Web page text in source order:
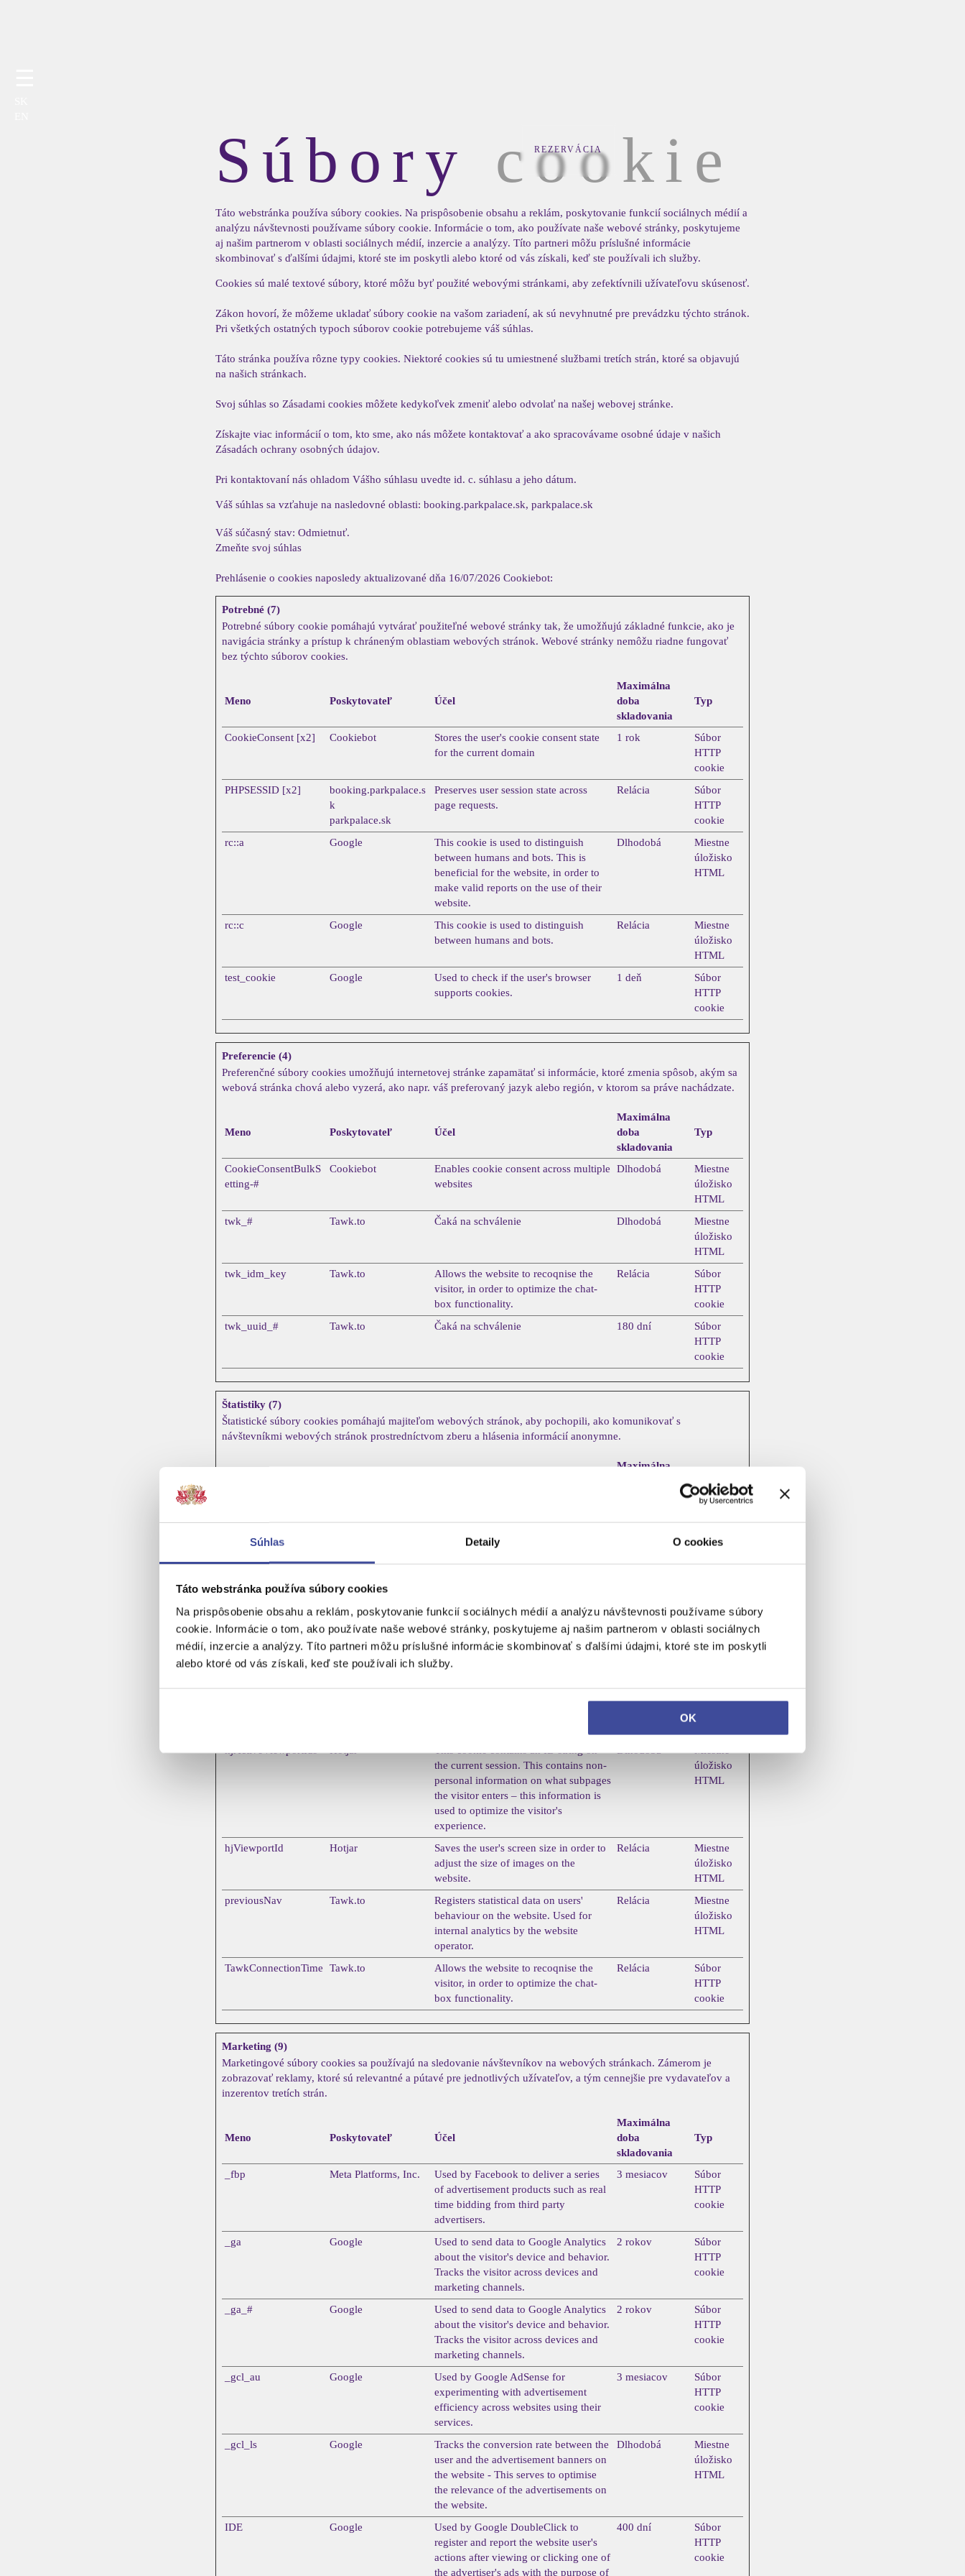
Súhlas Detaily O cookies
Táto webstránka používa súbory cookies
Na prispôsobenie obsahu a reklám, poskytovanie funkcií sociálnych médií a analýzu návštevnosti používame súbory
cookie. Informácie o tom, ako používate naše webové stránky, poskytujeme aj našim partnerom v oblasti sociálnych
médií, inzercie a analýzy. Títo partneri môžu príslušné informácie skombinovať s ďalšími údajmi, ktoré ste im poskytli
alebo ktoré od vás získali, keď ste používali ich služby.
OK
REZERVÁCIA
Súbory cookie
Táto webstránka používa súbory cookies. Na prispôsobenie obsahu a reklám, poskytovanie funkcií sociálnych médií a
analýzu návštevnosti používame súbory cookie. Informácie o tom, ako používate naše webové stránky, poskytujeme
aj našim partnerom v oblasti sociálnych médií, inzercie a analýzy. Títo partneri môžu príslušné informácie
skombinovať s ďalšími údajmi, ktoré ste im poskytli alebo ktoré od vás získali, keď ste používali ich služby.
Cookies sú malé textové súbory, ktoré môžu byť použité webovými stránkami, aby zefektívnili užívateľovu skúsenosť.
Zákon hovorí, že môžeme ukladať súbory cookie na vašom zariadení, ak sú nevyhnutné pre prevádzku týchto stránok.
Pri všetkých ostatných typoch súborov cookie potrebujeme váš súhlas.
Táto stránka používa rôzne typy cookies. Niektoré cookies sú tu umiestnené službami tretích strán, ktoré sa objavujú
na našich stránkach.
Svoj súhlas so Zásadami cookies môžete kedykoľvek zmeniť alebo odvolať na našej webovej stránke.
Získajte viac informácií o tom, kto sme, ako nás môžete kontaktovať a ako spracovávame osobné údaje v našich
Zásadách ochrany osobných údajov.
Pri kontaktovaní nás ohladom Vášho súhlasu uvedte id. c. súhlasu a jeho dátum.
Váš súhlas sa vzťahuje na nasledovné oblasti: booking.parkpalace.sk, parkpalace.sk
Váš súčasný stav: Odmietnuť.
Zmeňte svoj ​​súhlas
Prehlásenie o cookies naposledy aktualizované dňa 16/07/2026 Cookiebot:
Potrebné (7)
Potrebné súbory cookie pomáhajú vytvárať použiteľné webové stránky tak, že umožňujú základné funkcie, ako je
navigácia stránky a prístup k chráneným oblastiam webových stránok. Webové stránky nemôžu riadne fungovať
bez týchto súborov cookies.
Meno Poskytovateľ Účel
Maximálna
doba
skladovania
Typ
CookieConsent [x2] Cookiebot
Stores the user's cookie consent state
for the current domain
1 rok
Súbor
HTTP
cookie
PHPSESSID [x2]
booking.parkpalace.s
k
parkpalace.sk
Preserves user session state across
page requests.
Relácia
Súbor
HTTP
cookie
rc::a
Google
This cookie is used to distinguish
between humans and bots. This is
beneficial for the website, in order to
make valid reports on the use of their
website.
Dlhodobá
Miestne
úložisko
HTML
rc::c Google
This cookie is used to distinguish
between humans and bots.
Relácia
Miestne
úložisko
HTML
test_cookie
Google
Used to check if the user's browser
supports cookies.
1 deň
Súbor
HTTP
cookie
Preferencie (4)
Preferenčné súbory cookies umožňujú internetovej stránke zapamätať si informácie, ktoré zmenia spôsob, akým sa
webová stránka chová alebo vyzerá, ako napr. váš preferovaný jazyk alebo región, v ktorom sa práve nachádzate.
Meno Poskytovateľ Účel
Maximálna
doba
skladovania
Typ
CookieConsentBulkS
etting-#
Cookiebot
Enables cookie consent across multiple
websites
Dlhodobá
Miestne
úložisko
HTML
twk_#
Tawk.to Čaká na schválenie Dlhodobá
Miestne
úložisko
HTML
twk_idm_key
Tawk.to
Allows the website to recoqnise the
visitor, in order to optimize the chat-
box functionality.
Relácia
Súbor
HTTP
cookie
twk_uuid_#
Tawk.to Čaká na schválenie 180 dní
Súbor
HTTP
cookie
Štatistiky (7)
Štatistické súbory cookies pomáhajú majiteľom webových stránok, aby pochopili, ako komunikovať s
návštevníkmi webových stránok prostredníctvom zberu a hlásenia informácií anonymne.
Maximálna
Typ
visits, average time spent on the
website and what pages have been
cookie
to the website, such as the number of
visits, average time spent on the
website and what pages have been
read.
HTTP
cookie
cookie
the current session. This contains non-
personal information on what subpages
the visitor enters – this information is
used to optimize the visitor's
experience.
úložisko
HTML
hjViewportId Hotjar
Saves the user's screen size in order to
adjust the size of images on the
website.
Relácia
Miestne
úložisko
HTML
previousNav
Tawk.to
Registers statistical data on users'
behaviour on the website. Used for
internal analytics by the website
operator.
Relácia
Miestne
úložisko
HTML
TawkConnectionTime Tawk.to
Allows the website to recoqnise the
visitor, in order to optimize the chat-
box functionality.
Relácia
Súbor
HTTP
cookie
Marketing (9)
Marketingové súbory cookies sa používajú na sledovanie návštevníkov na webových stránkach. Zámerom je
zobrazovať reklamy, ktoré sú relevantné a pútavé pre jednotlivých užívateľov, a tým cennejšie pre vydavateľov a
inzerentov tretích strán.
Meno Poskytovateľ Účel
Maximálna
doba
skladovania
Typ
_fbp Meta Platforms, Inc.
Used by Facebook to deliver a series
of advertisement products such as real
time bidding from third party
advertisers.
3 mesiacov
Súbor
HTTP
cookie
_ga Google
Used to send data to Google Analytics
about the visitor's device and behavior.
Tracks the visitor across devices and
marketing channels.
2 rokov
Súbor
HTTP
cookie
_ga_# Google
Used to send data to Google Analytics
about the visitor's device and behavior.
Tracks the visitor across devices and
marketing channels.
2 rokov
Súbor
HTTP
cookie
_gcl_au Google
Used by Google AdSense for
experimenting with advertisement
efficiency across websites using their
services.
3 mesiacov
Súbor
HTTP
cookie
_gcl_ls Google
Tracks the conversion rate between the
user and the advertisement banners on
the website - This serves to optimise
the relevance of the advertisements on
the website.
Dlhodobá
Miestne
úložisko
HTML
IDE Google
Used by Google DoubleClick to
register and report the website user's
actions after viewing or clicking one of
the advertiser's ads with the purpose of
400 dní
Súbor
HTTP
cookie